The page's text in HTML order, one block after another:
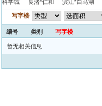
科学城
良渚*仁和 滨江*白马湖
写字楼
编号 类别 写字楼
暂无相关信息